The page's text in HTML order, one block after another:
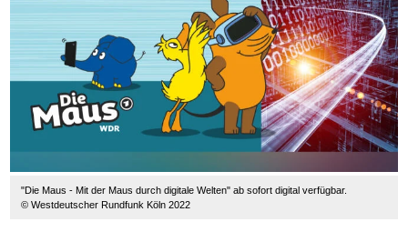
"Die Maus - Mit der Maus durch digitale Welten" ab sofort digital verfügbar.
© Westdeutscher Rundfunk Köln 2022